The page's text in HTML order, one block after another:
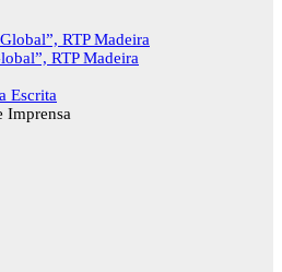
RTP Madeira
RTP Madeira
Escrita
Imprensa